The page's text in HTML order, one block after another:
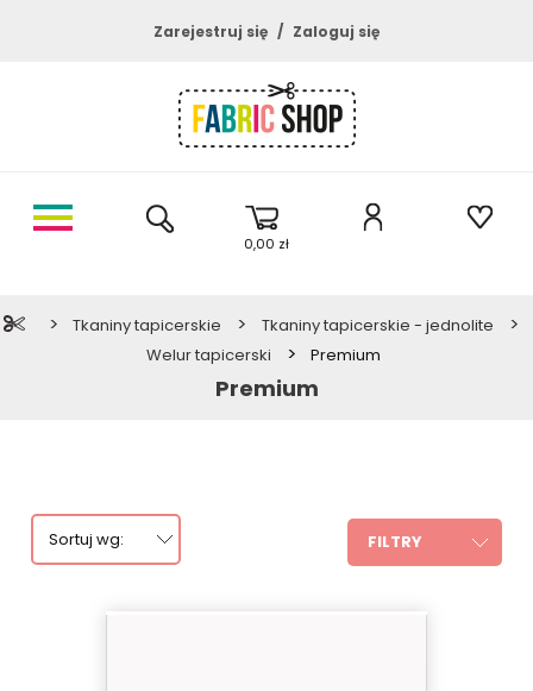
Zarejestruj się Zaloguj się
0,00 zł
> Tkaniny tapicerskie > Tkaniny tapicerskie - jednolite >
Welur tapicerski > Premium
Premium
Sortuj wg: FILTRY